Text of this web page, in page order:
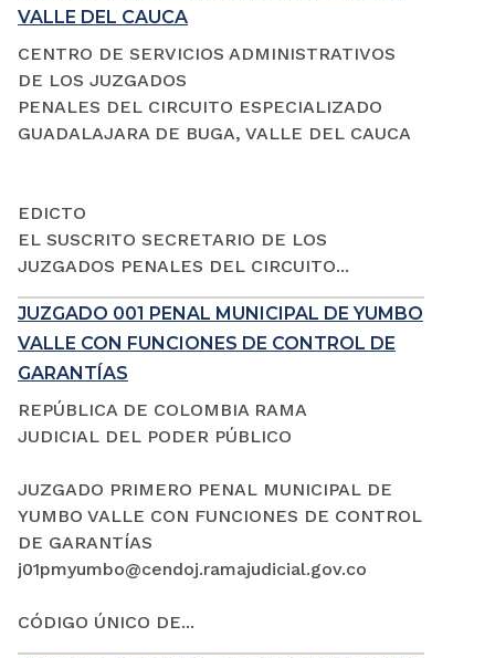
VALLE DEL CAUCA
CENTRO DE SERVICIOS ADMINISTRATIVOS
DE LOS JUZGADOS
PENALES DEL CIRCUITO ESPECIALIZADO
GUADALAJARA DE BUGA, VALLE DEL CAUCA
EDICTO
EL SUSCRITO SECRETARIO DE LOS
JUZGADOS PENALES DEL CIRCUITO...
JUZGADO 001 PENAL MUNICIPAL DE YUMBO
VALLE CON FUNCIONES DE CONTROL DE
GARANTÍAS
REPÚBLICA DE COLOMBIA RAMA
JUDICIAL DEL PODER PÚBLICO
JUZGADO PRIMERO PENAL MUNICIPAL DE
YUMBO VALLE CON FUNCIONES DE CONTROL
DE GARANTÍAS
j01pmyumbo@cendoj.ramajudicial.gov.co
CÓDIGO ÚNICO DE...